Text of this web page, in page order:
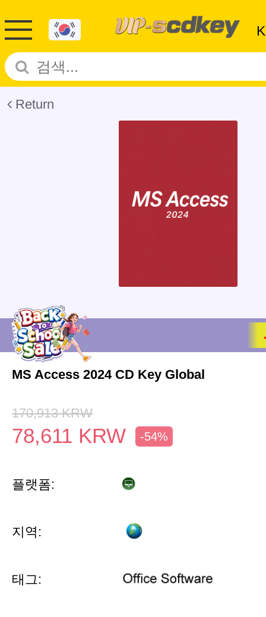
Return
MS Access 2024 CD Key Global
170,913 KRW
78,611 KRW -54%
플랫폼:
지역:
태그: